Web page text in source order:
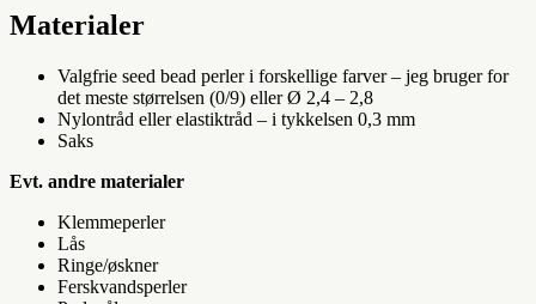
Materialer
Valgfrie seed bead perler i forskellige farver – jeg bruger for
det meste størrelsen (0/9) eller Ø 2,4 – 2,8
Nylontråd eller elastiktråd – i tykkelsen 0,3 mm
Saks
Evt. andre materialer
Klemmeperler
Lås
Ringe/øskner
Ferskvandsperler